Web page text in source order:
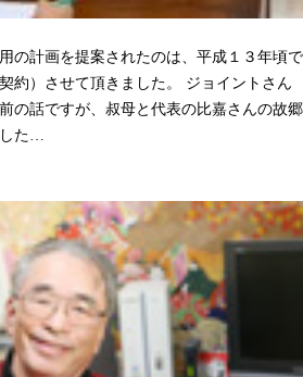
の計画を提案されたのは、平成１３年頃で
約）させて頂きました。 ジョイントさん
の話ですが、叔母と代表の比嘉さんの故郷
た…